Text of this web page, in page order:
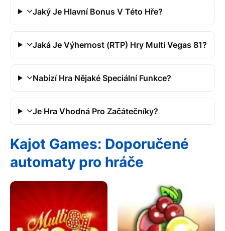
Jaký Je Hlavní Bonus V Této Hře?
Jaká Je Výhernost (RTP) Hry Multi Vegas 81?
Nabízí Hra Nějaké Speciální Funkce?
Je Hra Vhodná Pro Začátečníky?
Kajot Games: Doporučené
automaty pro hráče